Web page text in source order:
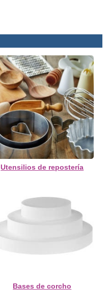
Utensilios de repostería
Bases de corcho